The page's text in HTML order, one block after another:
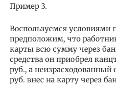
Пример 3.
Воспользуемся условиями
предположим, что
карты всю сумму через
средства он приобрел
руб., а неизрасходованный
руб. внес на карту через